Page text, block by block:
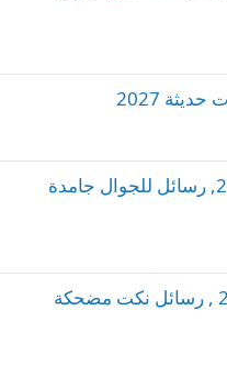
مسجات تريقة للموبايل2027, رسائل للجوال جامدة
مسجات نكت للموبايل 2027 , رسائل نكت مضحكة